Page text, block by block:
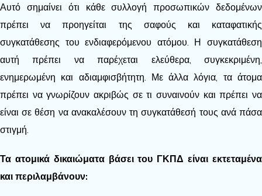
Αυτό σημαίνει ότι κάθε συλλογή προσωπικών δεδομένων
πρέπει να προηγείται της σαφούς και καταφατικής
συγκατάθεσης του ενδιαφερόμενου ατόμου. Η συγκατάθεση
αυτή πρέπει να παρέχεται ελεύθερα, συγκεκριμένη,
ενημερωμένη και αδιαμφισβήτητη. Με άλλα λόγια, τα άτομα
πρέπει να γνωρίζουν ακριβώς σε τι συναινούν και πρέπει να
είναι σε θέση να ανακαλέσουν τη συγκατάθεσή τους ανά πάσα
στιγμή.
Τα ατομικά δικαιώματα βάσει του ΓΚΠΔ είναι εκτεταμένα
και περιλαμβάνουν: